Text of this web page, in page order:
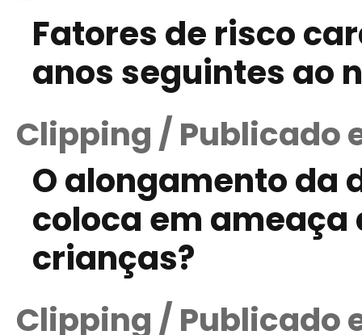
Fatores de risco
anos seguintes ao
Clipping / Publicado
O alongamento da
coloca em
crianças?
Clipping / Publicado